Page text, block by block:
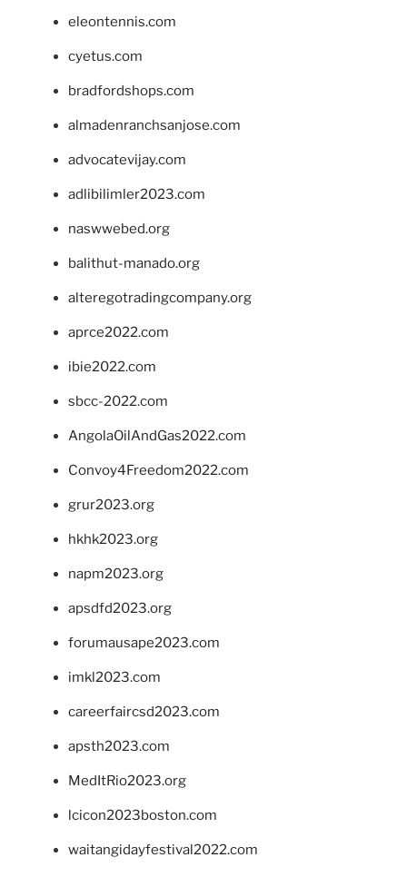
eleontennis.com
cyetus.com
bradfordshops.com
almadenranchsanjose.com
advocatevijay.com
adlibilimler2023.com
naswwebed.org
balithut-manado.org
alteregotradingcompany.org
aprce2022.com
ibie2022.com
sbcc-2022.com
AngolaOilAndGas2022.com
Convoy4Freedom2022.com
grur2023.org
hkhk2023.org
napm2023.org
apsdfd2023.org
forumausape2023.com
imkl2023.com
careerfaircsd2023.com
apsth2023.com
MedItRio2023.org
lcicon2023boston.com
waitangidayfestival2022.com